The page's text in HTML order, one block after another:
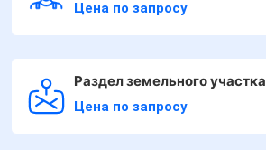
Цена по запросу
Раздел земельного участка
Цена по запросу